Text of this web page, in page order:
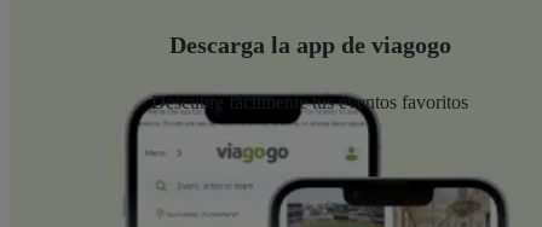
Descarga la app de viagogo
Descubre fácilmente tus eventos favoritos